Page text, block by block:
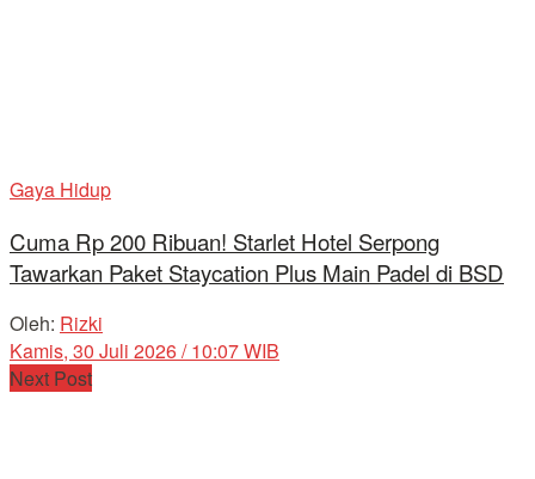
Gaya Hidup
Cuma Rp 200 Ribuan! Starlet Hotel Serpong
Tawarkan Paket Staycation Plus Main Padel di BSD
Oleh: Rizki
Kamis, 30 Juli 2026 / 10:07 WIB
Next Post